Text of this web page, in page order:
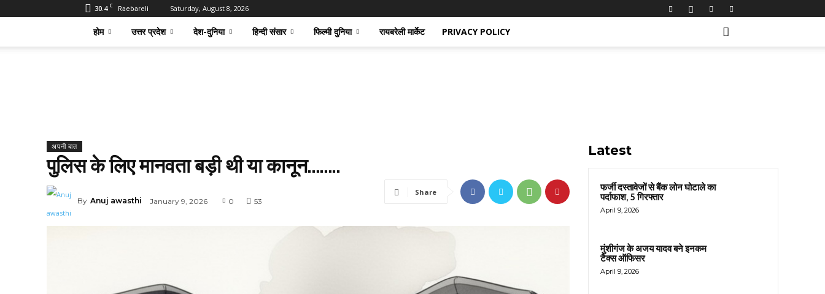
30.4 C Raebareli Saturday, August 8, 2026
होम उत्तर प्रदेश देश-दुनिया हिन्दी संसार फिल्मी दुनिया रायबरेली मार्केट PRIVACY POLICY
अपनी बात
पुलिस के लिए मानवता बड़ी थी या कानून……..
By Anuj awasthi January 9, 2026 0 53
Share
Latest
फर्जी दस्तावेजों से बैंक लोन घोटाले का
पर्दाफाश, 5 गिरफ्तार
April 9, 2026
मुंशीगंज के अजय यादव बने इनकम
टैक्स ऑफिसर
April 9, 2026